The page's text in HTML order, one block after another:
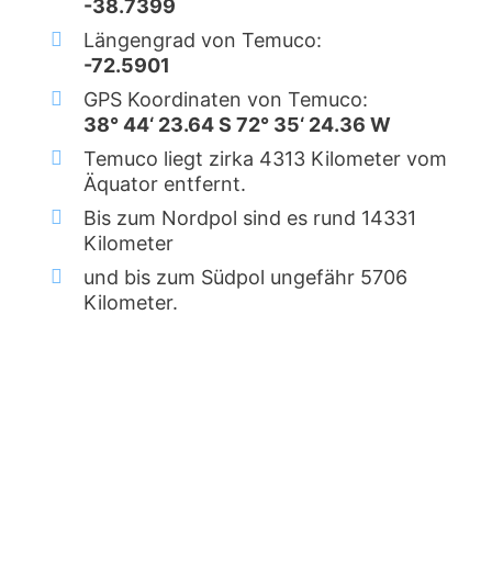
-38.7399
Längengrad von Temuco:
-72.5901
GPS Koordinaten von Temuco:
38° 44‘ 23.64 S 72° 35‘ 24.36 W
Temuco liegt zirka 4313 Kilometer vom
Äquator entfernt.
Bis zum Nordpol sind es rund 14331
Kilometer
und bis zum Südpol ungefähr 5706
Kilometer.